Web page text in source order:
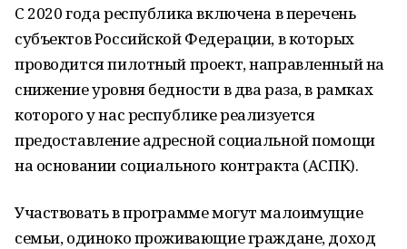
С 2020 года республика включена в перечень
субъектов Российской Федерации, в которых
проводится пилотный проект, направленный на
снижение уровня бедности в два раза, в рамках
которого у нас республике реализуется
предоставление адресной социальной помощи
на основании социального контракта (АСПК).
Участвовать в программе могут малоимущие
семьи, одиноко проживающие граждане, доход